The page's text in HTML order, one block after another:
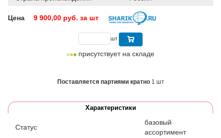
Цена 9 900,00 руб. за шт
шт
присутствует на складе
Поставляется партиями кратно 1 шт
Характеристики
Статус
базовый
ассортимент